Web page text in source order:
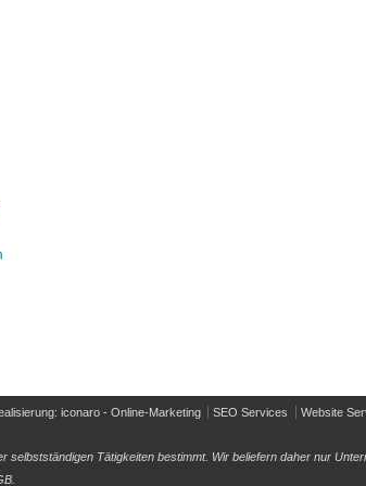
iconaro - Online-Marketing SEO Services Website
Tätigkeiten bestimmt. Wir beliefern daher nur